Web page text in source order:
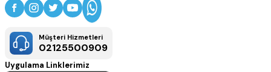
Müşteri Hizmetleri
02125500909
Uygulama Linklerimiz